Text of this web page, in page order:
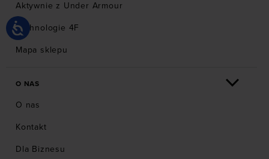
Aktywnie z Under Armour
Technologie 4F
Mapa sklepu
O NAS
O nas
Kontakt
Dla Biznesu